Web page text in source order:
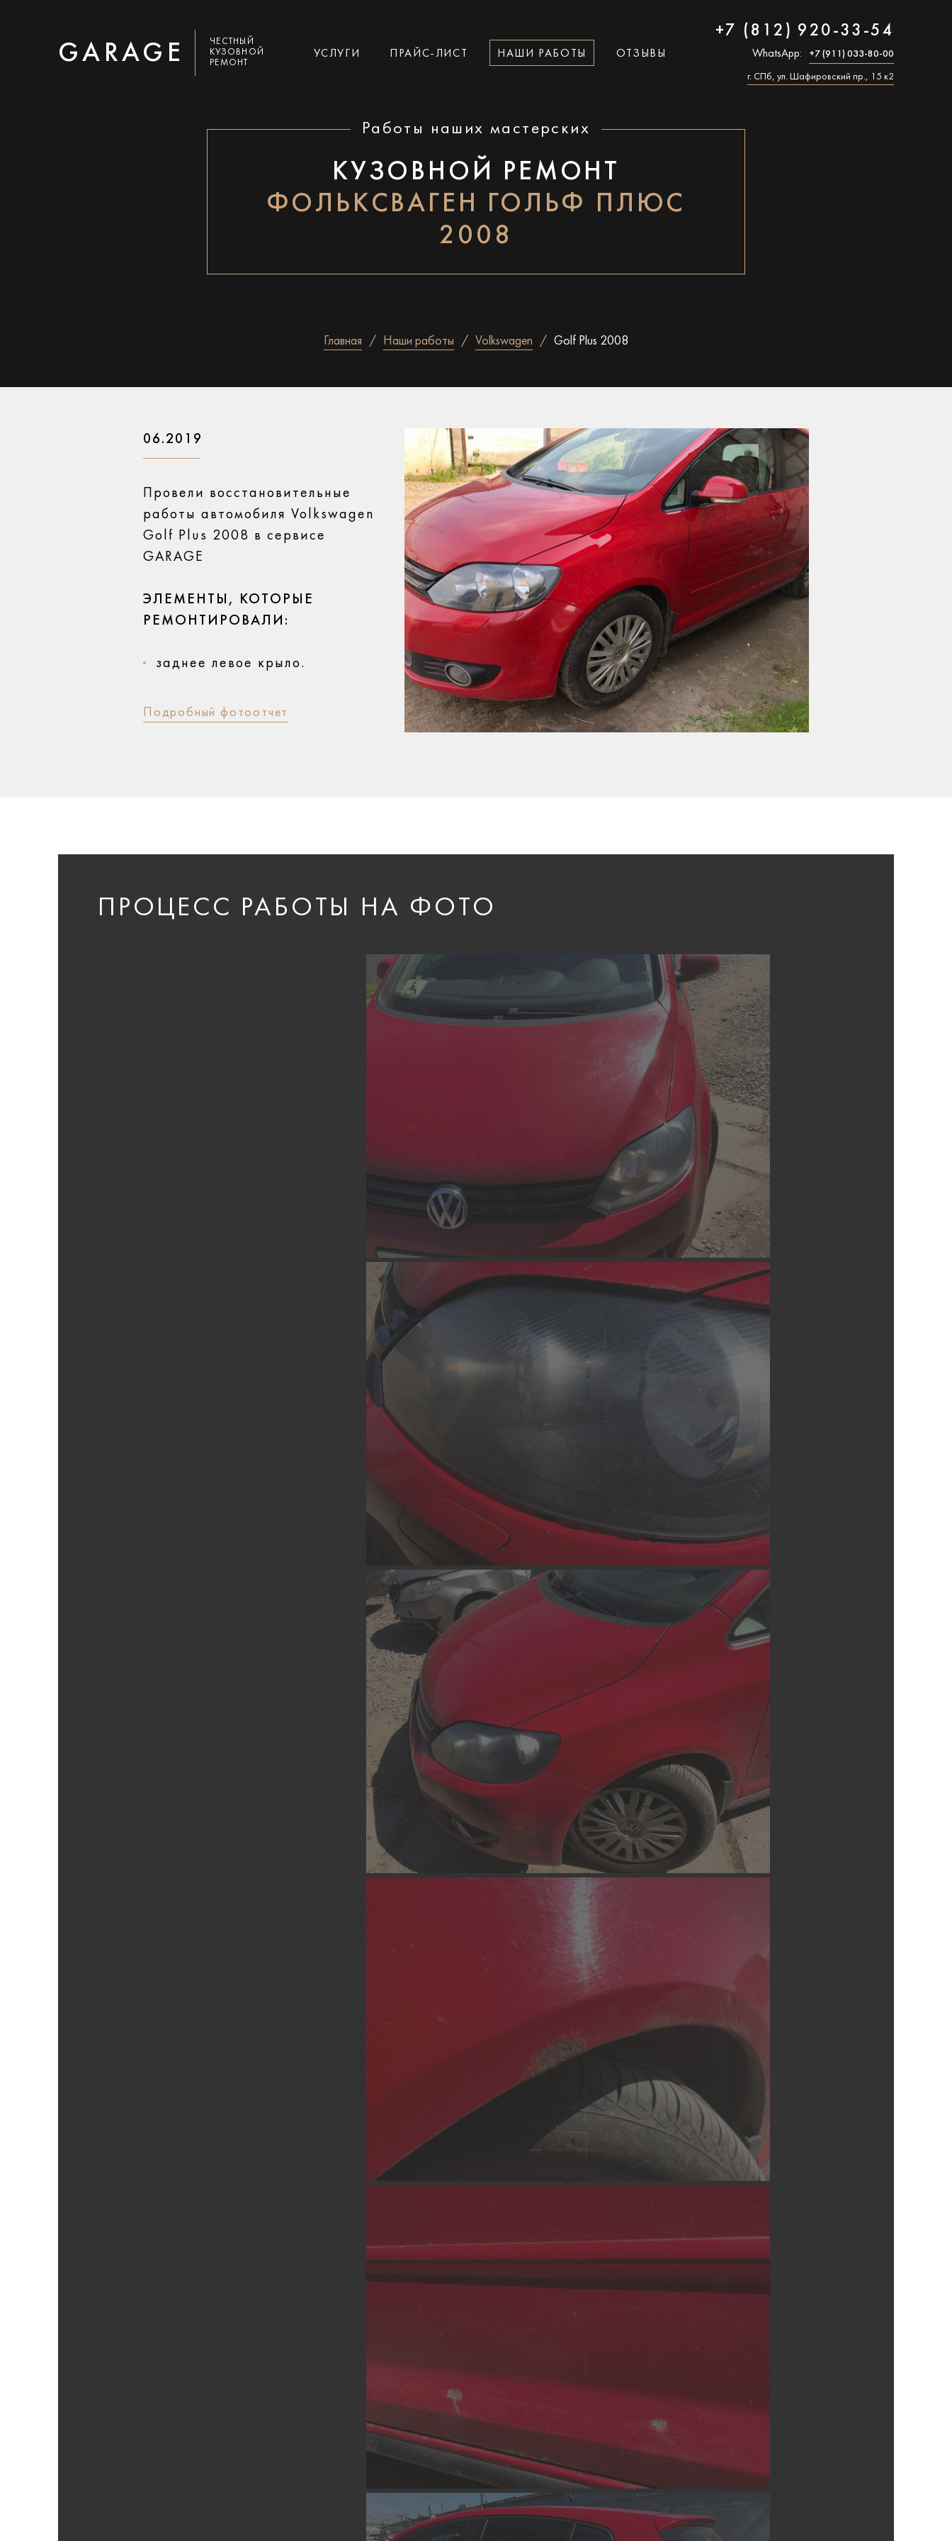
GARAGE
ЧЕСТНЫЙ
КУЗОВНОЙ
РЕМОНТ
УСЛУГИ ПРАЙС-ЛИСТ НАШИ РАБОТЫ ОТЗЫВЫ
+7 (812) 920-33-54
WhatsApp: +7 (911) 033-80-00
г. СПб, ул. Шафировский пр., 15 к2
Работы наших мастерских
КУЗОВНОЙ РЕМОНТ
ФОЛЬКСВАГЕН ГОЛЬФ ПЛЮС
2008
Главная Наши работы Volkswagen Golf Plus 2008
06.2019
Провели восстановительные
работы автомобиля Volkswagen
Golf Plus 2008 в сервисе
GARAGE
ЭЛЕМЕНТЫ, КОТОРЫЕ
РЕМОНТИРОВАЛИ:
заднее левое крыло.
Подробный фотоотчет
ПРОЦЕСС РАБОТЫ НА ФОТО